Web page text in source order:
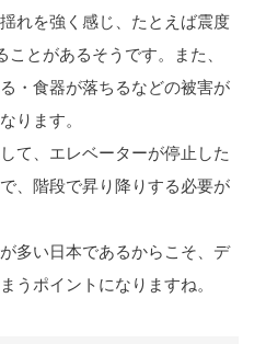
れを強く感じ、たとえば震度
とがあるそうです。また、
・食器が落ちるなどの被害が
ります。
て、エレベーターが停止した
、階段で昇り降りする必要が
多い日本であるからこそ、デ
うポイントになりますね。